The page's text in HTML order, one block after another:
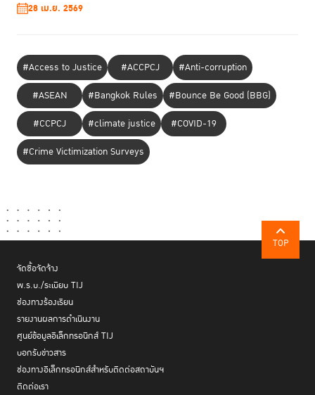
เข้าไปในเรือนจำแล้วก็อยู่เป็นระยะเวลานาน ซึ่งเป็นเรื่องที่ต้องแก้ไขกันต่อไป ถึง
สม โดยศุภกิจมองว่า ยิ่งมีข้อมูลมากยิ่งจะเป็นประโยชน์ต่อการไม่ใช้มาตรการ
การคุมขัง
“ถ้าเราจะสร้างมาตรการที่ไม่ใช่การคุมขัง ต้องใช้ความร่วมมือหลายๆ ส่วน ต้อง
มีความรู้และความเข้าอกเข้าใจคนที่อยู่ในกระบวนการยุติธรรมด้วย อย่างวาท
กรรมที่ว่า คุกมีไว้ขังคนจน ความจริงแล้วคุกมีไว้ขังคนผิด แต่ก็อาจจะมีคนจน
บางส่วนที่กระทำความผิดมาเข้ามาอยู่ในเรือนจำ ที่เราขังไม่ใช่เพราะเขาจน เรา
ขังเพราะเขากระทำความผิดมา” ศุภกิจกล่าว
เปลี่ยนวิธีคิดคนในกระบวนการยุติธรรม
ผู้ต้องขังจำนวนมากเท่านั้น แต่ระยะเวลาในการจำคุกก็นานด้วย เพราะคดียา
เสพติดมีโทษร้ายแรง กลายเป็นว่ามีคนเข้ามากกว่าคนออก ตัวเลขคนในเรือน
จำจึงเพิ่มขึ้นเรื่อยๆ อย่างไม่มีทีท่าจะหยุด
ปัจจุบันงบประมาณหลักของกระทรวงยุติธรรมกว่า 65 เปอร์เซ็นต์ ถูกนำมาใช้
กับผู้ต้องขังและเด็กเยาวชนในสถานพินิจ ปีละประมาณเกือบ 2 หมื่นล้านบาท
แน่นอนว่าตัวเลขมหาศาลเช่นนี้ รัฐบาลอาจไม่สามารถแบกรับต่อไปได้ในระยะ
ยาว จึงจำเป็นต้องแก้ปัญหาที่ต้นเหตุ
โกมล พรมเพ็งผู้อำนวยการกองยุทธศาสตร์และแผนงาน กระทรวงยุติธรรม
อธิบายแผนนโยบายที่จะนำมาใช้เพื่อลดจำนวนผู้ต้องขังลง โดยใช้การพยายาม
ผลักดันพระราชบัญญัติส่งเสริมการไกล่เกลี่ยข้อพิพาท และผลักดันพระราช
บัญญัติพฤติกรรมชุมชน ที่ส่งเสริมการมีส่วนร่วมของประชาชนเพื่อป้องกัน
อาชญากรรมในพื้นที่ ให้ช่วยกันดูแลสอดส่อง และช่วยให้ประชาชนเข้าใจ
28 เม.ย. 2569
#Access to Justice #ACCPCJ
#Anti-corruption
#ASEAN
#Bangkok Rules
#Bounce Be Good (BBG)
#CCPCJ
#climate justice
#COVID-19
#Crime Victimization Surveys
TOP
จัดซื้อจัดจ้าง
พ.ร.บ./ระเบียบ TIJ
ช่องทางร้องเรียน
รายงานผลการดำเนินงาน
ศูนย์ข้อมูลอิเล็กทรอนิกส์ TIJ
บอกรับข่าวสาร
ช่องทางอิเล็กทรอนิกส์สำหรับติดต่อสถาบันฯ
ติดต่อเรา